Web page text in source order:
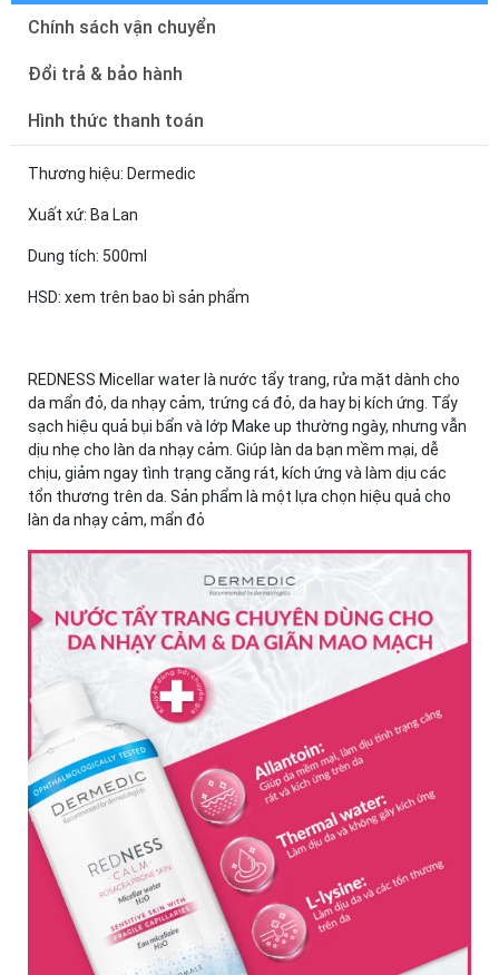
Chính sách vận chuyển
Đổi trả & bảo hành
Hình thức thanh toán
Thương hiệu: Dermedic
Xuất xứ: Ba Lan
Dung tích: 500ml
HSD: xem trên bao bì sản phẩm
REDNESS Micellar water là nước tẩy trang, rửa mặt dành cho
da mẩn đỏ, da nhạy cảm, trứng cá đỏ, da hay bị kích ứng. Tẩy
sạch hiệu quả bụi bẩn và lớp Make up thường ngày, nhưng vẫn
dịu nhẹ cho làn da nhạy cảm. Giúp làn da bạn mềm mại, dễ
chịu, giảm ngay tình trạng căng rát, kích ứng và làm dịu các
tổn thương trên da. Sản phẩm là một lựa chọn hiệu quả cho
làn da nhạy cảm, mẩn đỏ